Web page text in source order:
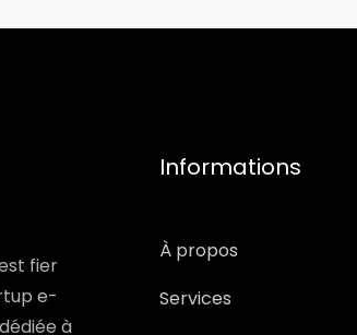
fier
e-
à
Informations
À propos
Services